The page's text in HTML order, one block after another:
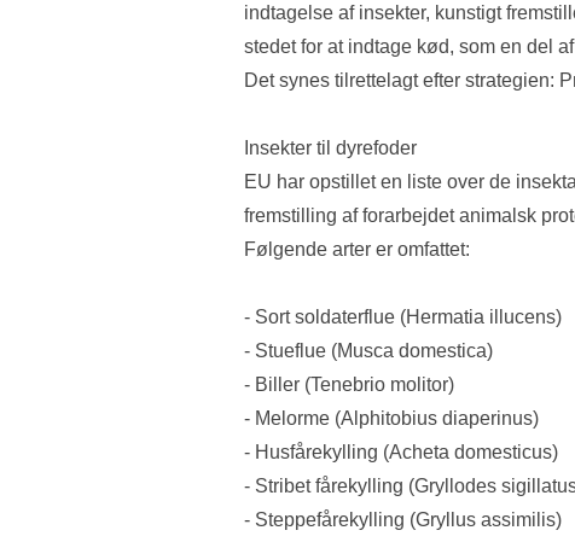
indtagelse af insekter, kunstigt
stedet for at indtage kød, som en del
Det synes tilrettelagt efter strategien:
Insekter til dyrefoder
EU har opstillet en liste over de
fremstilling af forarbejdet animalsk
Følgende arter er omfattet:
- Sort soldaterflue (Hermatia illucens)
- Stueflue (Musca domestica)
- Biller (Tenebrio molitor)
- Melorme (Alphitobius diaperinus)
- Husfårekylling (Acheta domesticus)
- Stribet fårekylling (Gryllodes
- Steppefårekylling (Gryllus assimilis)